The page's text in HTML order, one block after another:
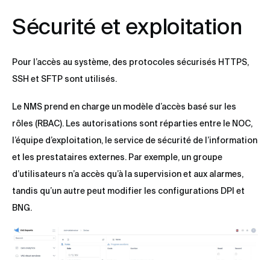
Sécurité et exploitation
Pour l’accès au système, des protocoles sécurisés HTTPS,
SSH et SFTP sont utilisés.
Le NMS prend en charge un modèle d’accès basé sur les
rôles (RBAC). Les autorisations sont réparties entre le NOC,
l’équipe d’exploitation, le service de sécurité de l’information
et les prestataires externes. Par exemple, un groupe
d’utilisateurs n’a accès qu’à la supervision et aux alarmes,
tandis qu’un autre peut modifier les configurations DPI et
BNG.